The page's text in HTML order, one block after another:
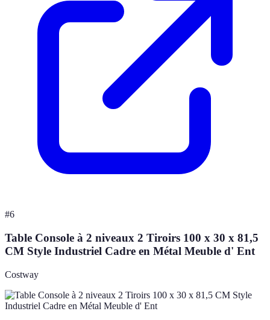
#6
Table Console à 2 niveaux 2 Tiroirs 100 x 30 x 81,5
CM Style Industriel Cadre en Métal Meuble d' Ent
Costway